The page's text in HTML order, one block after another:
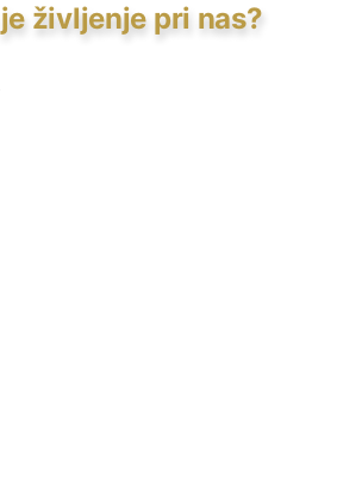
življenje pri nas?